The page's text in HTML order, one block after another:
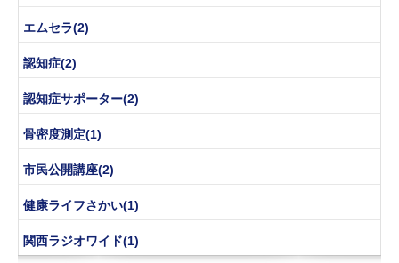
エムセラ(2)
認知症(2)
認知症サポーター(2)
骨密度測定(1)
市民公開講座(2)
健康ライフさかい(1)
関西ラジオワイド(1)